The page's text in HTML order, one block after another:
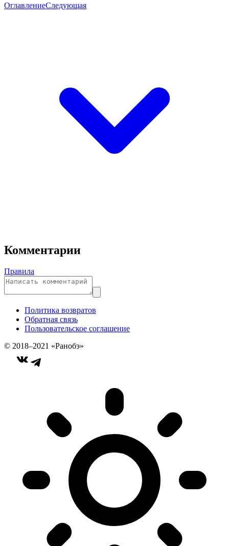
ОглавлениеСледующая
Комментарии
Правила
Политика возвратов
Обратная связь
Пользовательское соглашение
© 2018–2021 «Ранобэ»